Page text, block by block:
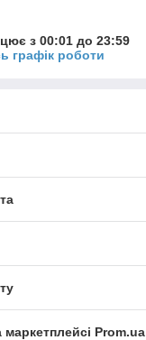
з 00:01 до 23:59
графік роботи
Prom.ua